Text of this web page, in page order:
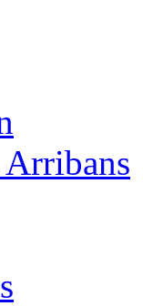
Arribans